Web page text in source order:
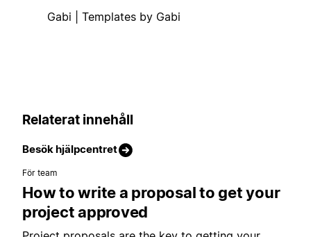
Gabi | Templates by Gabi
Relaterat innehåll
Besök hjälpcentret
För team
How to write a proposal to get your
project approved